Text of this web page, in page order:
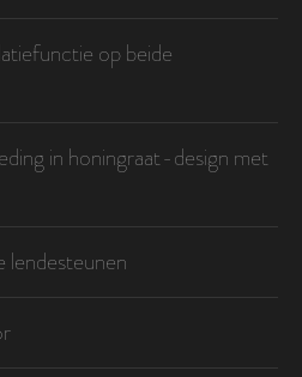
op beide
in honingraat-design met
lendesteunen